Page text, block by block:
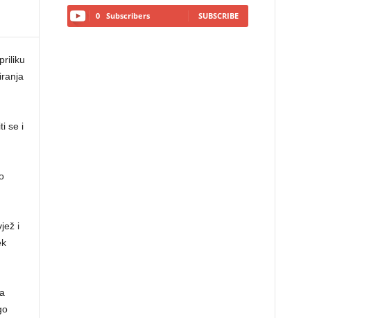
se i
i
0 Subscribers SUBSCRIBE